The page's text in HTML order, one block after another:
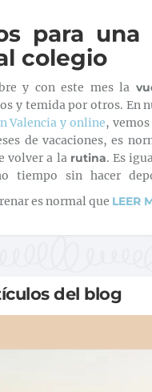
para una
colegio
y con este mes la
y temida por otros. En
Valencia y online,
de vacaciones, es
volver a la rutina. Es
tiempo sin hacer
es normal que LEER
del blog